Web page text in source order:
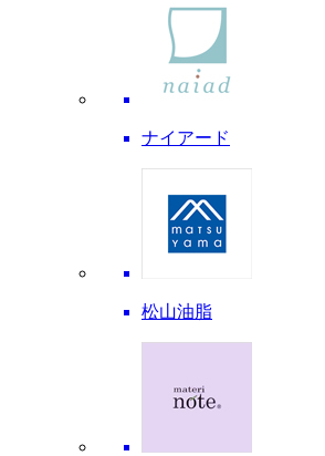
ナイアード
松山油脂